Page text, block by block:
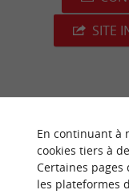
SITE
Source :Sirtaqui
En continuant à
cookies tiers à
Certaines
les plateformes